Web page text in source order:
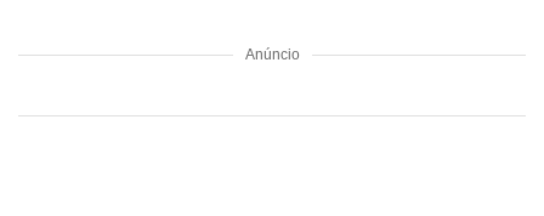
Anúncio